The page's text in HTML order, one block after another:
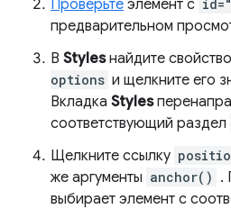
Проверьте элемент с
предварительном
В Stylesнайдите свойство
options и щелкните его
Вкладка Styles
соответствующий раздел
Щелкните ссылку
же аргументы anchor() .
выбирает элемент с